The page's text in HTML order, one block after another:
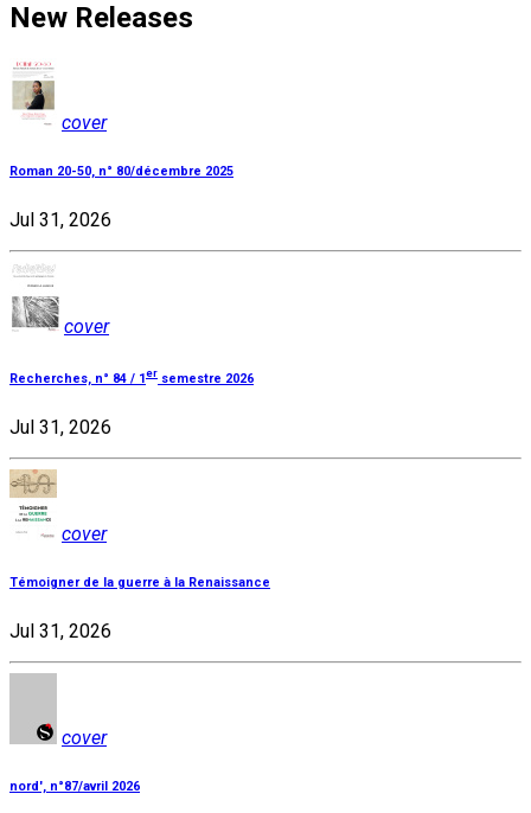
New Releases
cover
Roman 20-50, n° 80/décembre 2025
Jul 31, 2026
cover
Recherches, n° 84 / 1er semestre 2026
Jul 31, 2026
cover
Témoigner de la guerre à la Renaissance
Jul 31, 2026
cover
nord', n°87/avril 2026